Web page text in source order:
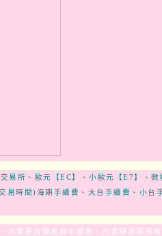
易所、歐元【EC】、小歐元【E7】、
易時間)海期手續費、大台手續費、小台
元富期貨營業員手續費、元富期貨選擇